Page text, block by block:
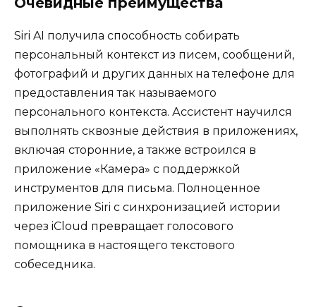
Siri AI получила способность собирать
персональный контекст из писем, сообщений,
фотографий и других данных на телефоне для
предоставления так называемого
персонального контекста. Ассистент научился
выполнять сквозные действия в приложениях,
включая сторонние, а также встроился в
приложение «Камера» с поддержкой
инструментов для письма. Полноценное
приложение Siri с синхронизацией истории
через iCloud превращает голосового
помощника в настоящего текстового
собеседника.